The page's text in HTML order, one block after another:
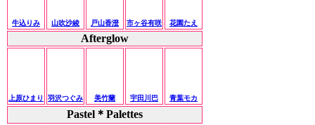
牛込りみ 山吹沙綾 戸山香澄 市ヶ谷有咲 花園たえ
Afterglow
上原ひまり 羽沢つぐみ 美竹蘭 宇田川巴 青葉モカ
Pastel＊Palettes